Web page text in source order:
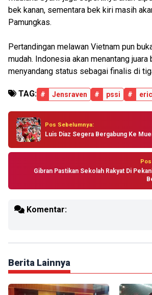
bek kanan, sementara bek kiri masih
Pamungkas.
Pertandingan melawan Vietnam pun
mudah. Indonesia akan menantang juara
menyandang status sebagai finalis di
TAG: # Jensraven # pssi #
Pos Sebelumnya:
Luis Diaz Segera Bergabung Ke
Gibran Pastikan Sekolah Rakyat Di
Komentar:
Berita Lainnya